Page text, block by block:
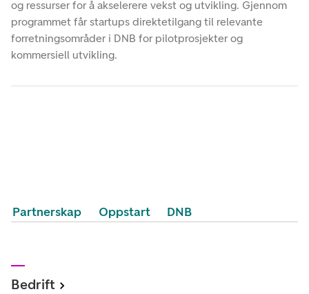
og ressurser for å akselerere vekst og utvikling. Gjennom
programmet får startups direktetilgang til relevante
forretningsområder i DNB for pilotprosjekter og
kommersiell utvikling.
Partnerskap Oppstart DNB
Bedrift